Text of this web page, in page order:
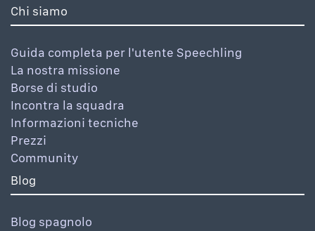
Chi siamo
Guida completa per l'utente Speechling
La nostra missione
Borse di studio
Incontra la squadra
Informazioni tecniche
Prezzi
Community
Blog
Blog spagnolo